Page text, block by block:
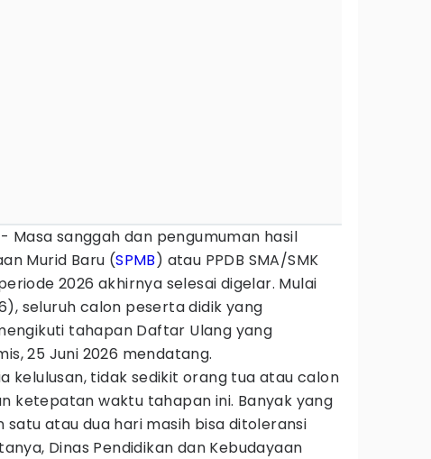
- Masa sanggah dan pengumuman hasil
Murid Baru (SPMB) atau PPDB SMA/SMK
2026 akhirnya selesai digelar. Mulai
seluruh calon peserta didik yang
tahapan Daftar Ulang yang
25 Juni 2026 mendatang.
kelulusan, tidak sedikit orang tua atau calon
ketepatan waktu tahapan ini. Banyak yang
atau dua hari masih bisa ditoleransi
Dinas Pendidikan dan Kebudayaan